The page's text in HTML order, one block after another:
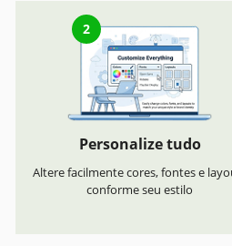
2
Personalize tudo
Altere facilmente cores, fontes e
conforme seu estilo